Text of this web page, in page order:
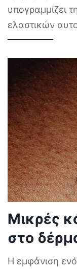
υπογραμμίζει
ελαστικών
Μικρές
στο
Η εμφάνιση